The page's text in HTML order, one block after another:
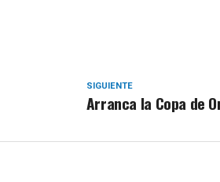
SIGUIENTE
Arranca la Copa de